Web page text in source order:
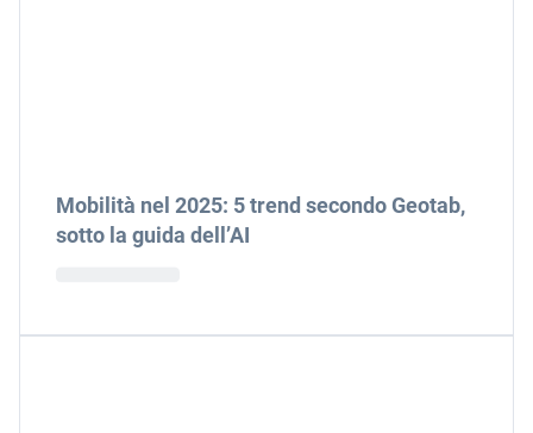
Mobilità nel 2025: 5 trend secondo Geotab,
sotto la guida dell’AI